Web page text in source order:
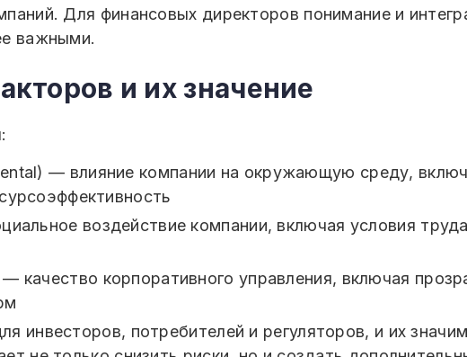
Для финансовых директоров понимание и
важными.
и их значение
— влияние компании на окружающую среду,
воздействие компании, включая условия
качество корпоративного управления, включая
инвесторов, потребителей и регуляторов, и их